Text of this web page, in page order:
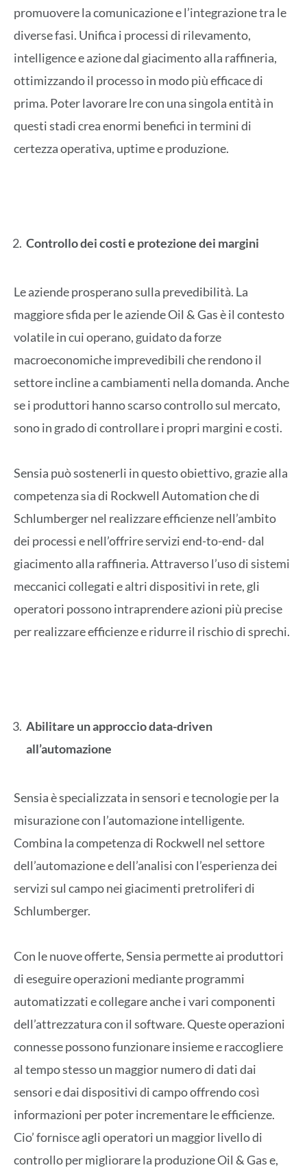
promuovere la comunicazione e l’integrazione tra le
diverse fasi. Unifica i processi di rilevamento,
intelligence e azione dal giacimento alla raffineria,
ottimizzando il processo in modo più efficace di
prima. Poter lavorare lre con una singola entità in
questi stadi crea enormi benefici in termini di
certezza operativa, uptime e produzione.
Controllo dei costi e protezione dei margini
Le aziende prosperano sulla prevedibilità. La
maggiore sfida per le aziende Oil & Gas è il contesto
volatile in cui operano, guidato da forze
macroeconomiche imprevedibili che rendono il
settore incline a cambiamenti nella domanda. Anche
se i produttori hanno scarso controllo sul mercato,
sono in grado di controllare i propri margini e costi.
Sensia può sostenerli in questo obiettivo, grazie alla
competenza sia di Rockwell Automation che di
Schlumberger nel realizzare efficienze nell’ambito
dei processi e nell’offrire servizi end-to-end- dal
giacimento alla raffineria. Attraverso l’uso di sistemi
meccanici collegati e altri dispositivi in rete, gli
operatori possono intraprendere azioni più precise
per realizzare efficienze e ridurre il rischio di sprechi.
Abilitare un approccio data-driven
all’automazione
Sensia è specializzata in sensori e tecnologie per la
misurazione con l’automazione intelligente.
Combina la competenza di Rockwell nel settore
dell’automazione e dell’analisi con l’esperienza dei
servizi sul campo nei giacimenti pretroliferi di
Schlumberger.
Con le nuove offerte, Sensia permette ai produttori
di eseguire operazioni mediante programmi
automatizzati e collegare anche i vari componenti
dell’attrezzatura con il software. Queste operazioni
connesse possono funzionare insieme e raccogliere
al tempo stesso un maggior numero di dati dai
sensori e dai dispositivi di campo offrendo così
informazioni per poter incrementare le efficienze.
Cio’ fornisce agli operatori un maggior livello di
controllo per migliorare la produzione Oil & Gas e,